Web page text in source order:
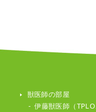
獣医師の部屋
伊藤獣医師（